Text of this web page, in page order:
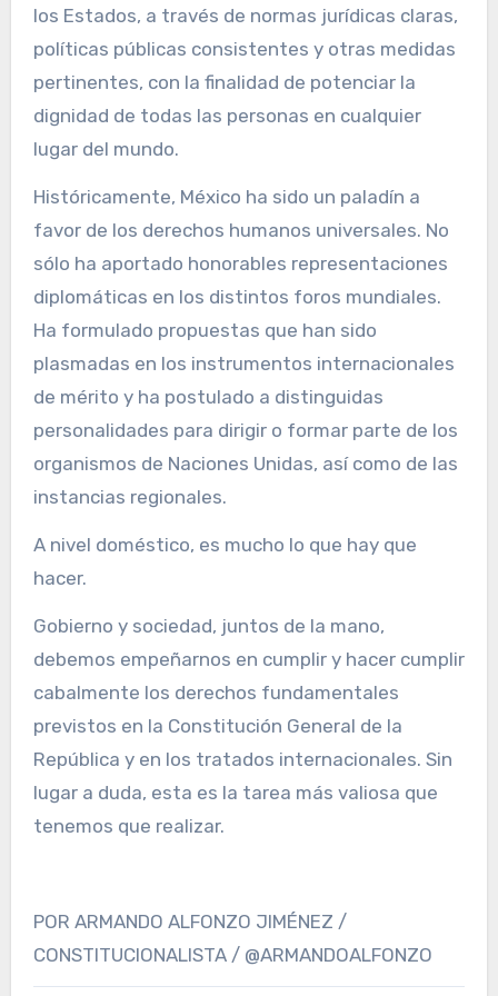
los Estados, a través de normas jurídicas claras,
políticas públicas consistentes y otras medidas
pertinentes, con la finalidad de potenciar la
dignidad de todas las personas en cualquier
lugar del mundo.
Históricamente, México ha sido un paladín a
favor de los derechos humanos universales. No
sólo ha aportado honorables representaciones
diplomáticas en los distintos foros mundiales.
Ha formulado propuestas que han sido
plasmadas en los instrumentos internacionales
de mérito y ha postulado a distinguidas
personalidades para dirigir o formar parte de los
organismos de Naciones Unidas, así como de las
instancias regionales.
A nivel doméstico, es mucho lo que hay que
hacer.
Gobierno y sociedad, juntos de la mano,
debemos empeñarnos en cumplir y hacer cumplir
cabalmente los derechos fundamentales
previstos en la Constitución General de la
República y en los tratados internacionales. Sin
lugar a duda, esta es la tarea más valiosa que
tenemos que realizar.
POR ARMANDO ALFONZO JIMÉNEZ /
CONSTITUCIONALISTA / @ARMANDOALFONZO